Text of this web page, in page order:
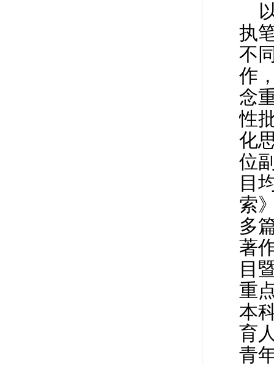
执
不
作
念
性
化
位
目
索
多
著
目
重
本
育
青